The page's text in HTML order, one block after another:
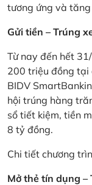
tương ứng và
Gửi tiền – Trúng
Từ nay đến hết
200 triệu đồng tại
BIDV
hội trúng hàng
sổ tiết kiệm, tiền
8 tỷ đồng.
Chi tiết chương
Mở thẻ tín dụng